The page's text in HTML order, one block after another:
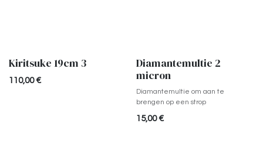
Kiritsuke 19cm 3
110,00€
Diamantemultie 2
micron
Diamantemultie om aan te
brengen op een strop
15,00€